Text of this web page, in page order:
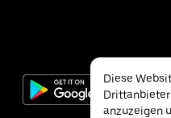
Diese
anzuzeigen